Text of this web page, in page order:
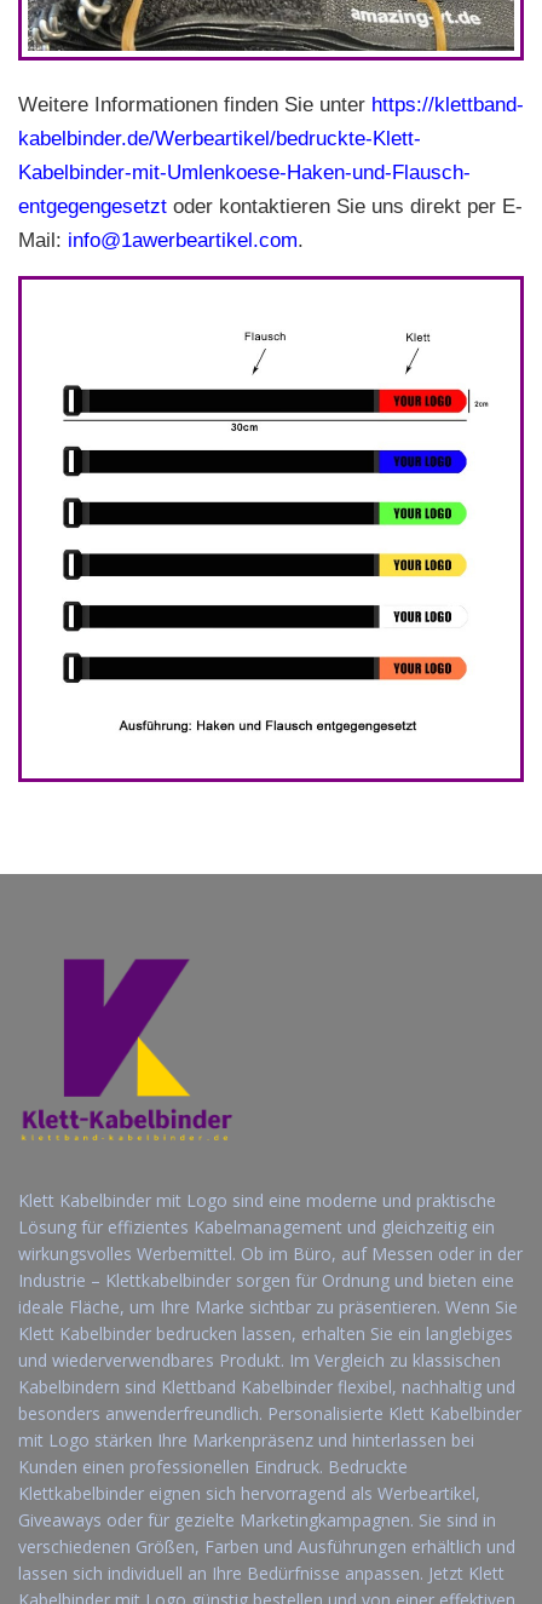
Weitere Informationen finden Sie unter https://klettband-
kabelbinder.de/Werbeartikel/bedruckte-Klett-
Kabelbinder-mit-Umlenkoese-Haken-und-Flausch-
entgegengesetzt oder kontaktieren Sie uns direkt per E-
Mail: info@1awerbeartikel.com.
Klett Kabelbinder mit Logo sind eine moderne und praktische
Lösung für effizientes Kabelmanagement und gleichzeitig ein
wirkungsvolles Werbemittel. Ob im Büro, auf Messen oder in der
Industrie – Klettkabelbinder sorgen für Ordnung und bieten eine
ideale Fläche, um Ihre Marke sichtbar zu präsentieren. Wenn Sie
Klett Kabelbinder bedrucken lassen, erhalten Sie ein langlebiges
und wiederverwendbares Produkt. Im Vergleich zu klassischen
Kabelbindern sind Klettband Kabelbinder flexibel, nachhaltig und
besonders anwenderfreundlich. Personalisierte Klett Kabelbinder
mit Logo stärken Ihre Markenpräsenz und hinterlassen bei
Kunden einen professionellen Eindruck. Bedruckte
Klettkabelbinder eignen sich hervorragend als Werbeartikel,
Giveaways oder für gezielte Marketingkampagnen. Sie sind in
verschiedenen Größen, Farben und Ausführungen erhältlich und
lassen sich individuell an Ihre Bedürfnisse anpassen. Jetzt Klett